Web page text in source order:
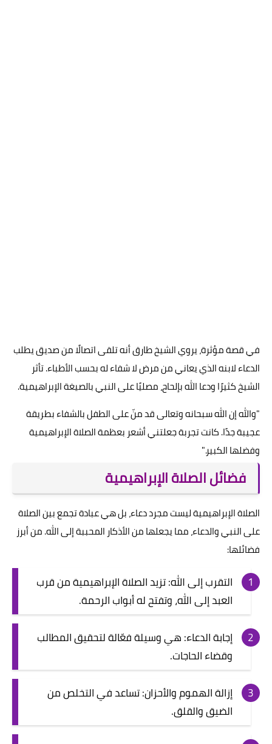
في قصة مؤثرة، يروي الشيخ طارق أنه تلقى اتصالًا من صديق يطلب
الدعاء لابنه الذي يعاني من مرض لا شفاء له بحسب الأطباء. تأثر
الشيخ كثيرًا ودعا الله بإلحاح، مصليًا على النبي بالصيغة الإبراهيمية.
"والله إن الله سبحانه وتعالى قد منّ على الطفل بالشفاء بطريقة
عجيبة جدًا. كانت تجربة جعلتني أشعر بعظمة الصلاة الإبراهيمية
وفضلها الكبير."
فضائل الصلاة الإبراهيمية
الصلاة الإبراهيمية ليست مجرد دعاء، بل هي عبادة تجمع بين الصلاة
على النبي والدعاء، مما يجعلها من الأذكار المحببة إلى الله. من أبرز
فضائلها:
التقرب إلى الله: تزيد الصلاة الإبراهيمية من قرب
العبد إلى الله، وتفتح له أبواب الرحمة.
إجابة الدعاء: هي وسيلة فعّالة لتحقيق المطالب
وقضاء الحاجات.
إزالة الهموم والأحزان: تساعد في التخلص من
الضيق والقلق.